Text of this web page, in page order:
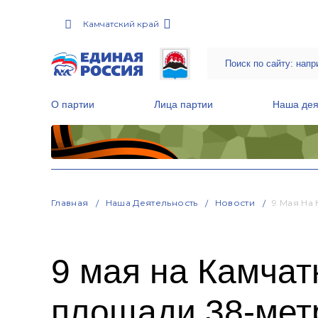
Камчатский край
О партии Лица партии Наша
Главная Наша Деятельность Новости 9 Мая На
9 мая на